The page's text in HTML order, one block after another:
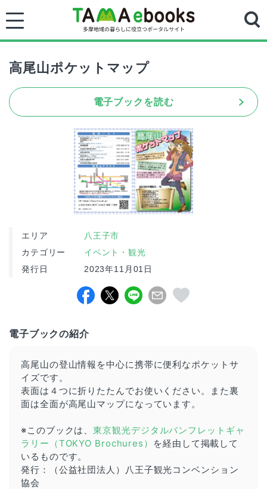
高尾山ポケットマップ
電子ブックを読む
エリア 八王子市
カテゴリー イベント・観光
発行日 2023年11月01日
電子ブックの紹介
高尾山の登山情報を中心に携帯に便利なポケットサ
イズです。
表面は４つに折りたたんでお使いください。また裏
面は全面が高尾山マップになっています。
※このブックは、東京観光デジタルパンフレットギャ
ラリー（TOKYO Brochures）
を経由して掲載して
いるものです。
発行：（公益社団法人）八王子観光コンベンション
協会